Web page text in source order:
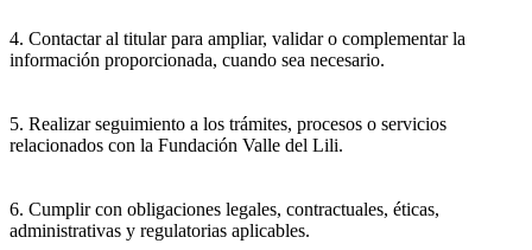
4. Contactar al titular para ampliar, validar o complementar la
información proporcionada, cuando sea necesario.
5. Realizar seguimiento a los trámites, procesos o servicios
relacionados con la Fundación Valle del Lili.
6. Cumplir con obligaciones legales, contractuales, éticas,
administrativas y regulatorias aplicables.